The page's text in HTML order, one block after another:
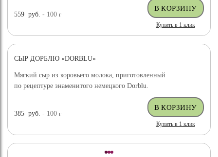
559 руб. - 100г
Купить в 1 клик
СЫР ДОРБЛЮ «DORBLU»
Мягкий сыр из коровьего молока, приготовленный
по рецептуре знаменитого немецкого Dorblu.
385 руб. - 100г
Купить в 1 клик